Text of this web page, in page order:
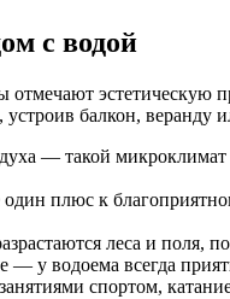
с водой
отмечают
устроив балкон,
— такой
плюс к
леса и поля,
— у водоема всегда
спортом,